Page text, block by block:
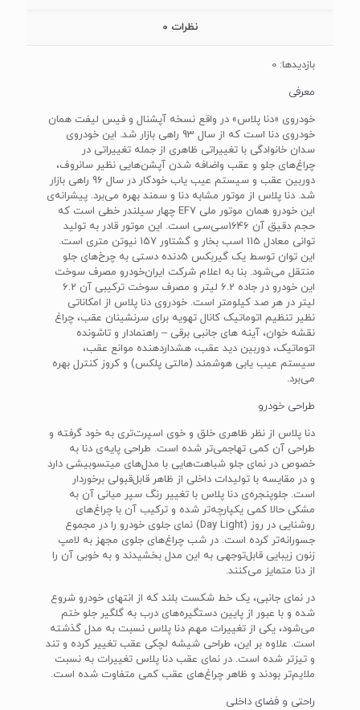
نظرات 0
بازدیدها: 0
معرفی
خودروی «دنا پلاس» در واقع نسخه آپشنال و فیس لیفت همان
خودروی دنا است که از سال 93 راهی بازار شد. این خودروی
سدان خانوادگی با تغییراتی ظاهری از جمله تغییراتی در
چراغ‌های جلو و عقب واضافه شدن آپشن‌هایی نظیر سانروف،
دوربین عقب و سیستم عیب یاب خودکار در سال 96 راهی بازار
شد. دنا پلاس از موتور مشابه دنا و سمند بهره می‌برد. پیشرانه‌ی
این خودرو همان موتور ملی EF7 چهار سیلندر خطی است که
حجم دقیق آن 1646سی‌سی است. این موتور قادر به تولید
توانی معادل 115 اسب بخار و گشتاور 157 نیوتن متری است.
این توان توسط یک گیربکس 5دنده دستی به چرخ‌های جلو
منتقل می‌شود. بنا به اعلام شرکت ایران‌خودرو مصرف سوخت
این خودرو در جاده 6.2 لیتر و مصرف سوخت ترکیبی آن 6.2
لیتر در هر صد کیلومتر است. خودروی دنا پلاس از امکاناتی
نظیر تنظیم اتوماتیک کانال تهویه برای سرنشینان عقب، چراغ
نقشه خوان، آینه های جانبی برقی – راهنمادار و تاشونده
اتوماتیک، دوربین دید عقب، هشداردهنده موانع عقب،
سیستم عیب یابی هوشمند (مالتی پلکس) و کروز کنترل بهره
می‌برد.
طراحی خودرو
دنا پلاس از نظر ظاهری خلق و خوی اسپرت‌تری به خود گرفته و
طراحی آن کمی تهاجمی‌تر شده است. طراحی پایه‌ی دنا به
خصوص در نمای جلو شباهت‌هایی با مدل‌های میتسوبیشی دارد
و در مقایسه با تولیدات داخلی از ظاهر قابل‌قبولی برخوردار
است. جلوپنجره‌ی دنا پلاس با تغییر رنگ سپر میانی آن به
مشکی حالا کمی یکپارچه‌تر شده و ترکیب آن با چراغ‌های
روشنایی در روز (Day Light) نمای جلوی خودرو را در مجموع
جسورانه‌تر کرده است. در شب چراغ‌های جلوی مجهز به لامپ
زنون زیبایی قابل‌توجهی به این مدل بخشیدند و به خوبی آن را
از دنا متمایز می‌کنند.
در نمای جانبی، یک خط شکست بلند که از انتهای خودرو شروع
شده و با عبور از پایین دستگیره‌های درب به گلگیر جلو ختم
می‌شود، یکی از تغییرات مهم دنا پلاس نسبت به مدل گذشته
است. علاوه بر این، طراحی شیشه لچکی عقب تغییر کرده و تند
و تیزتر شده است. در نمای عقب دنا پلاس تغییرات به نسبت
ملایم‌تر بودند و ظاهر چراغ‌های عقب کمی متفاوت شده است.
راحتی و فضای داخلی